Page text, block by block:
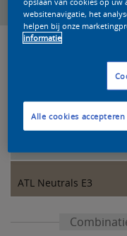
ATL Neutrals E2
ATL Neutrals E3
websitenavigatie, het
helpen bij onze
informatie
Alle cookies accepteren